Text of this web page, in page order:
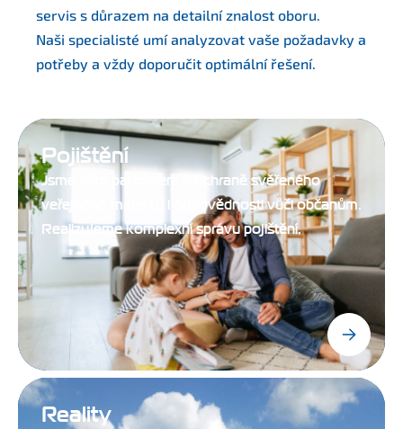
servis s důrazem na detailní znalost oboru.
Naši specialisté umí analyzovat vaše požadavky a
potřeby a vždy doporučit optimální řešení.
Pojištění
Jsme vám partnerem v ochraně svěřeného
veřejného majetku i odpovědnosti vůči občanům.
Realizujeme komplexní správu pojištění.
Reality